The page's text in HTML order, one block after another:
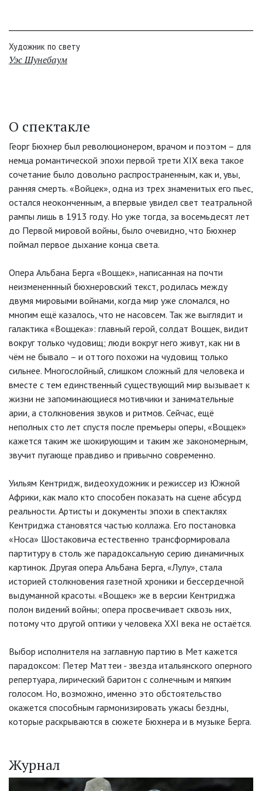
Художник по свету
Уэс Шунебаум
О спектакле
Георг Бюхнер был революционером, врачом и поэтом – для
немца романтической эпохи первой трети XIX века такое
сочетание было довольно распространенным, как и, увы,
ранняя смерть. «Войцек», одна из трех знаменитых его пьес,
остался неоконченным, а впервые увидел свет театральной
рампы лишь в 1913 году. Но уже тогда, за восемьдесят лет
до Первой мировой войны, было очевидно, что Бюхнер
поймал первое дыхание конца света.
Опера Альбана Берга «Воццек», написанная на почти
неизмененнный бюхнеровский текст, родилась между
двумя мировыми войнами, когда мир уже сломался, но
многим ещё казалось, что не насовсем. Так же выглядит и
галактика «Воццека»: главный герой, солдат Воццек, видит
вокруг только чудовищ; люди вокруг него живут, как ни в
чём не бывало – и оттого похожи на чудовищ только
сильнее. Многослойный, слишком сложный для человека и
вместе с тем единственный существующий мир вызывает к
жизни не запоминающиеся мотивчики и занимательные
арии, а столкновения звуков и ритмов. Сейчас, ещё
неполных сто лет спустя после премьеры оперы, «Воццек»
кажется таким же шокирующим и таким же закономерным,
звучит пугающе правдиво и привычно современно.
Уильям Кентридж, видеохудожник и режиссер из Южной
Африки, как мало кто способен показать на сцене абсурд
реальности. Артисты и документы эпохи в спектаклях
Кентриджа становятся частью коллажа. Его постановка
«Носа» Шостаковича естественно трансформировала
партитуру в столь же парадоксальную серию динамичных
картинок. Другая опера Альбана Берга, «Лулу», стала
историей столкновения газетной хроники и бессердечной
выдуманной красоты. «Воццек» же в версии Кентриджа
полон видений войны; опера просвечивает сквозь них,
потому что другой оптики у человека XXI века не остаётся.
Выбор исполнителя на заглавную партию в Мет кажется
парадоксом: Петер Маттеи - звезда итальянского оперного
репертуара, лирический баритон с солнечным и мягким
голосом. Но, возможно, именно это обстоятельство
окажется способным гармонизировать ужасы бездны,
которые раскрываются в сюжете Бюхнера и в музыке Берга.
Журнал